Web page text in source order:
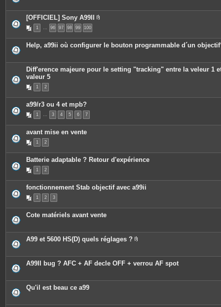
j
e
s
[OFFICIEL] Sony A99II
c
e
o
i
1 … 96 97 98 99 100
Help, a99ii où configurer le bouton programmable d´un
Diff'erence majeure pour le setting "tracking" entre la veleur 1
valeur 5
1 2
a99/r3 ou 4 et mpb?
1 … 3 4 5 6 7
avant mise en vente
1 2
Batterie adaptable ? Retour d'expérience
1 2
fonctionnement Stab objectif avec a99ii
1 2 3
Cote matériels avant vente
A99 et 5600 HS(D) quels réglages ?
è
c
j
t
A99II bug ? AFC + AF decle OFF + verrou AF spot
Qu'il est beau ce a99